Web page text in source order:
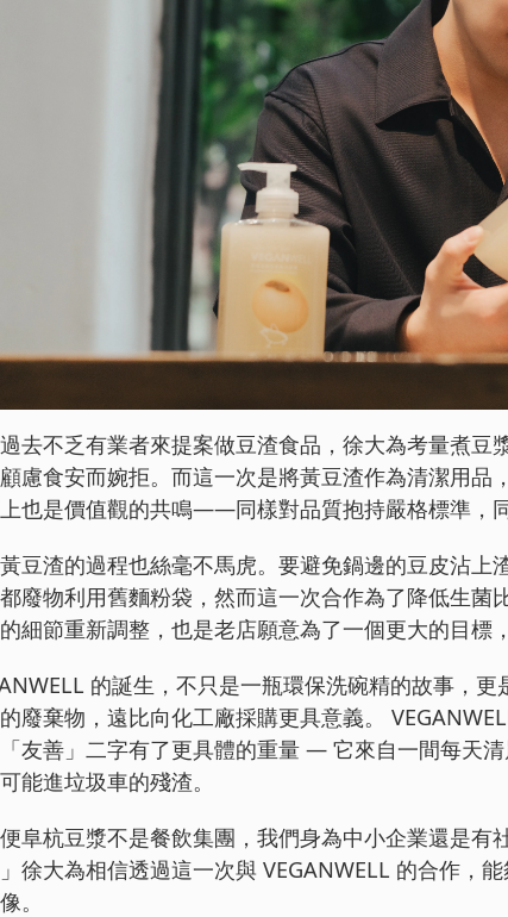
去不乏有業者來提案做豆渣食品，徐大為考量煮
慮食安而婉拒。而這一次是將黃豆渣作為清潔用
也是價值觀的共鳴——同樣對品質抱持嚴格標準，
豆渣的過程也絲毫不馬虎。要避免鍋邊的豆皮沾
廢物利用舊麵粉袋，然而這一次合作為了降低生
細節重新調整，也是老店願意為了一個更大的目標
的誕生，不只是一瓶環保洗碗精的故事，
廢棄物，遠比向化工廠採購更具意義。
友善」二字有了更具體的重量 — 它來自一間每天
能進垃圾車的殘渣。
便阜杭豆漿不是餐飲集團，我們身為中小企業還是
徐大為相信透過這一次與 VEGANWELL 的合作，
。